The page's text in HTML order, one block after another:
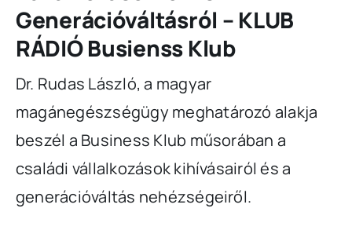
Generációváltásról – KLUB
RÁDIÓ Busienss Klub
Dr. Rudas László, a magyar
magánegészségügy meghatározó alakja
beszél a Business Klub műsorában a
családi vállalkozások kihívásairól és a
generációváltás nehézségeiről.